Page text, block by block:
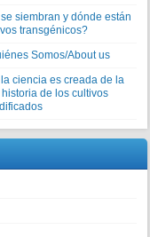
siembran y dónde están
transgénicos?
Somos/About us
ciencia es creada de la
de los cultivos